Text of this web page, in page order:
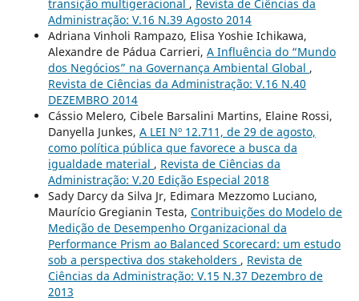
transição multigeracional , Revista de Ciências da
Administração: V.16 N.39 Agosto 2014
Adriana Vinholi Rampazo, Elisa Yoshie Ichikawa,
Alexandre de Pádua Carrieri, A Influência do “Mundo
dos Negócios” na Governança Ambiental Global ,
Revista de Ciências da Administração: V.16 N.40
DEZEMBRO 2014
Cássio Melero, Cibele Barsalini Martins, Elaine Rossi,
Danyella Junkes, A LEI Nº 12.711, de 29 de agosto,
como política pública que favorece a busca da
igualdade material , Revista de Ciências da
Administração: V.20 Edição Especial 2018
Sady Darcy da Silva Jr, Edimara Mezzomo Luciano,
Maurício Gregianin Testa, Contribuições do Modelo de
Medição de Desempenho Organizacional da
Performance Prism ao Balanced Scorecard: um estudo
sob a perspectiva dos stakeholders , Revista de
Ciências da Administração: V.15 N.37 Dezembro de
2013